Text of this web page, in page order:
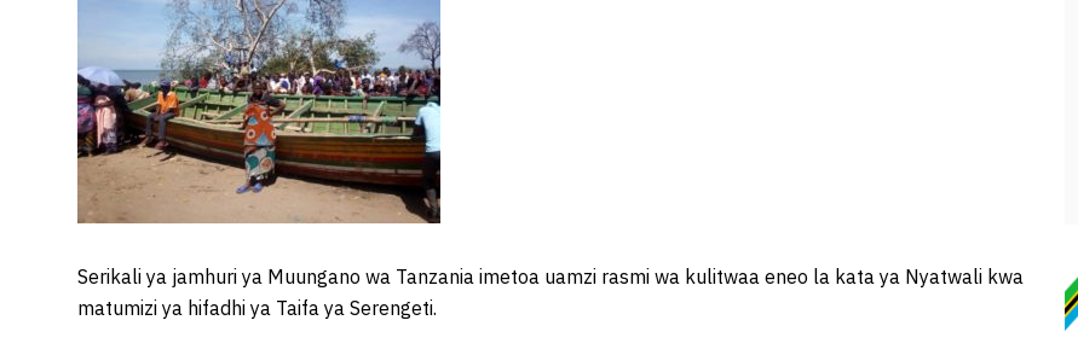
Serikali ya jamhuri ya Muungano wa Tanzania imetoa uamzi rasmi wa kulitwaa eneo la kata ya Nyatwali kwa
matumizi ya hifadhi ya Taifa ya Serengeti.